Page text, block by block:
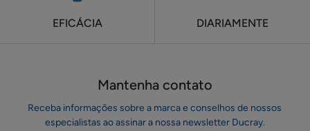
EFICÁCIA DIARIAMENTE
Mantenha contato
Receba informações sobre a marca e conselhos de nossos
especialistas ao assinar a nossa newsletter Ducray.